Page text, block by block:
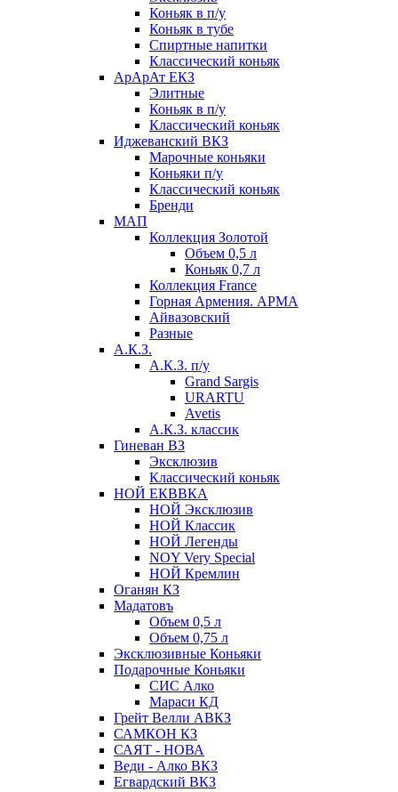
Коньяк в п/у
Коньяк в тубе
Спиртные напитки
Классический коньяк
АрАрАт ЕКЗ
Элитные
Коньяк в п/у
Классический коньяк
Иджеванский ВКЗ
Марочные коньяки
Коньяки п/у
Классический коньяк
Бренди
МАП
Коллекция Золотой
Объем 0,5 л
Коньяк 0,7 л
Коллекция France
Горная Армения. АРМА
Айвазовский
Разные
А.К.З.
А.К.З. п/у
Grand Sargis
URARTU
Avetis
А.К.З. классик
Гиневан ВЗ
Эксклюзив
Классический коньяк
НОЙ ЕКВВКА
НОЙ Эксклюзив
НОЙ Классик
НОЙ Легенды
NOY Very Speсial
НОЙ Кремлин
Оганян КЗ
Мадатовъ
Объем 0,5 л
Объем 0,75 л
Эксклюзивные Коньяки
Подарочные Коньяки
СИС Алко
Мараси КД
Грейт Велли АВКЗ
САМКОН КЗ
САЯТ - НОВА
Веди - Алко ВКЗ
Егвардский ВКЗ